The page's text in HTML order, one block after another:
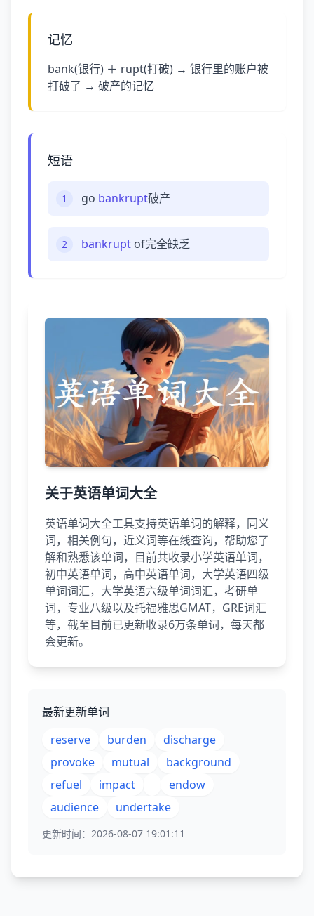
记忆
bank(银行) ＋ rupt(打破) → 银行里的账户被
打破了 → 破产的记忆
短语
1 go bankrupt破产
2 bankrupt of完全缺乏
关于英语单词大全
英语单词大全工具支持英语单词的解释，同义
词，相关例句，近义词等在线查询，帮助您了
解和熟悉该单词，目前共收录小学英语单词，
初中英语单词，高中英语单词，大学英语四级
单词词汇，大学英语六级单词词汇，考研单
词，专业八级以及托福雅思GMAT，GRE词汇
等，截至目前已更新收录6万条单词，每天都
会更新。
最新更新单词
reserve
burden
discharge
provoke
mutual
background
refuel
impact
endow
audience
undertake
更新时间：2026-08-07 19:01:11